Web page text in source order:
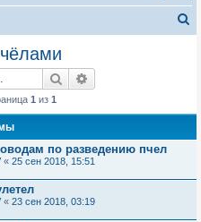
Поиск
1 из 1
по разведению пчел
« 25 сен 2018, 15:51
« 23 сен 2018, 03:19